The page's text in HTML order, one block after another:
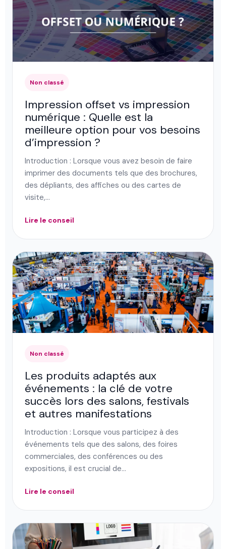
Non classé
Impression offset vs impression
numérique : Quelle est la
meilleure option pour vos besoins
d’impression ?
Introduction : Lorsque vous avez besoin de faire
imprimer des documents tels que des brochures,
des dépliants, des affiches ou des cartes de
visite,…
Lire le conseil
Non classé
Les produits adaptés aux
événements : la clé de votre
succès lors des salons, festivals
et autres manifestations
Introduction : Lorsque vous participez à des
événements tels que des salons, des foires
commerciales, des conférences ou des
expositions, il est crucial de…
Lire le conseil